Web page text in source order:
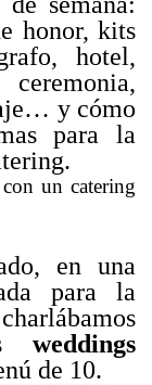
honor, kits
hotel,
y cómo
para la
un catering
en una
para la
weddings
de 10.